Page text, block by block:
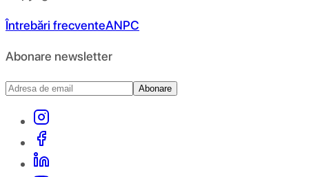
Întrebări frecventeANPC
Abonare newsletter
Abonare